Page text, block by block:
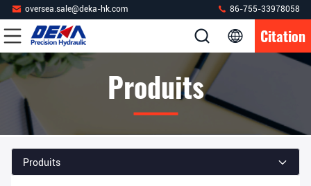
oversea.sale@deka-hk.com 86-755-33978058
Citation
Produits
Produits